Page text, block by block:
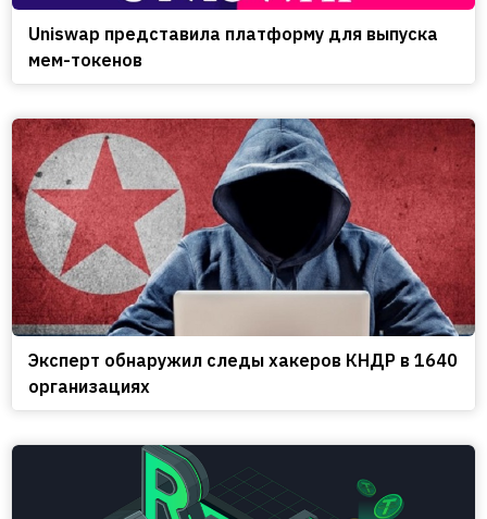
Uniswap представила платформу для выпуска
мем-токенов
Эксперт обнаружил следы хакеров КНДР в 1640
организациях